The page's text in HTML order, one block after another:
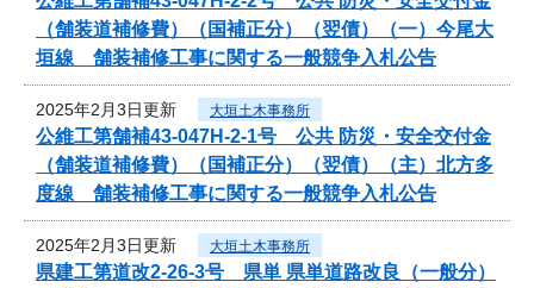
（舗装道補修費）（国補正分）（翌債）（一）今尾大
垣線 舗装補修工事に関する一般競争入札公告
2025年2月3日更新 大垣土木事務所
公維工第舗補43-047H-2-1号 公共 防災・安全交付金
（舗装道補修費）（国補正分）（翌債）（主）北方多
度線 舗装補修工事に関する一般競争入札公告
2025年2月3日更新 大垣土木事務所
県建工第道改2-26-3号 県単 県単道路改良（一般分）